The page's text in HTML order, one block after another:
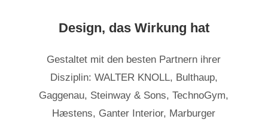
Design, das Wirkung hat
Gestaltet mit den besten Partnern ihrer
Disziplin: WALTER KNOLL, Bulthaup,
Gaggenau, Steinway & Sons, TechnoGym,
Hæstens, Ganter Interior, Marburger